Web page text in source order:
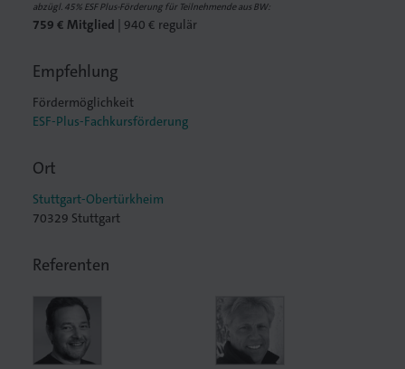
abzügl. 45% ESF Plus-Förderung für Teilnehmende aus BW:
759 € Mitglied | 940 € regulär
Empfehlung
Fördermöglichkeit
ESF-Plus-Fachkursförderung
Ort
Stuttgart-Obertürkheim
70329 Stuttgart
Referenten